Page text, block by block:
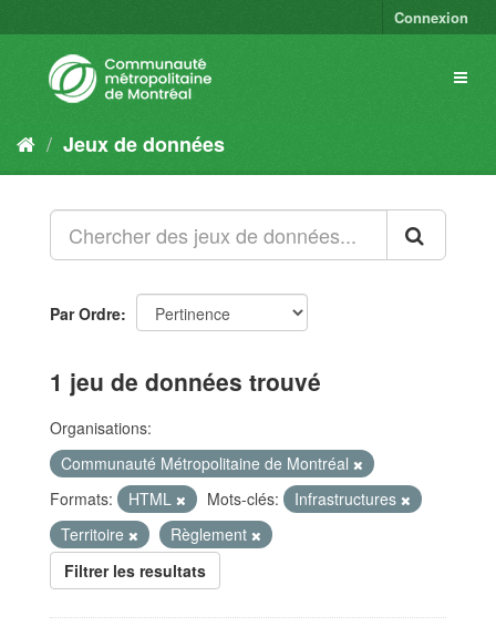
Connexion
Jeux de données
Par Ordre
1 jeu de données trouvé
Organisations:
Communauté Métropolitaine de Montréal
Formats:
HTML Mots-clés:
Infrastructures
Territoire
Règlement
Filtrer les resultats